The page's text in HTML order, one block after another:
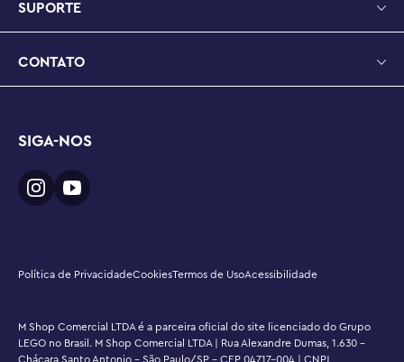
SUPORTE
CONTATO
SIGA-NOS
Política de PrivacidadeCookiesTermos de UsoAcessibilidade
M Shop Comercial LTDA é a parceira oficial do site licenciado do Grupo
LEGO no Brasil. M Shop Comercial LTDA | Rua Alexandre Dumas, 1.630 -
Chácara Santo Antonio - São Paulo/SP - CEP 04717-004 | CNPJ